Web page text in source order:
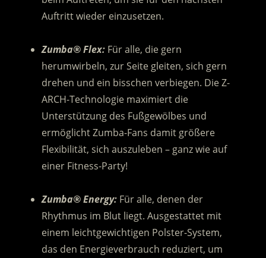
Auftritt wieder einzusetzen.
Zumba® Flex:Für alle, die gern
herumwirbeln, zur Seite gleiten, sich gern
drehen und ein bisschen verbiegen. Die Z-
ARCH-Technologie maximiert die
Unterstützung des Fußgewölbes und
ermöglicht Zumba-Fans damit größere
Flexibilität, sich auszuleben – ganz wie auf
einer Fitness-Party!
Zumba® Energy:Für alle, denen der
Rhythmus im Blut liegt. Ausgestattet mit
einem leichtgewichtigen Polster-System,
das den Energieverbrauch reduziert, um